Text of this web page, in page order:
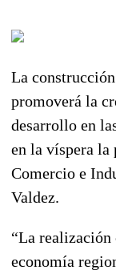
La
promoverá la
desarrollo en
en la víspera la
Comercio e
Valdez.
“La realización
economía